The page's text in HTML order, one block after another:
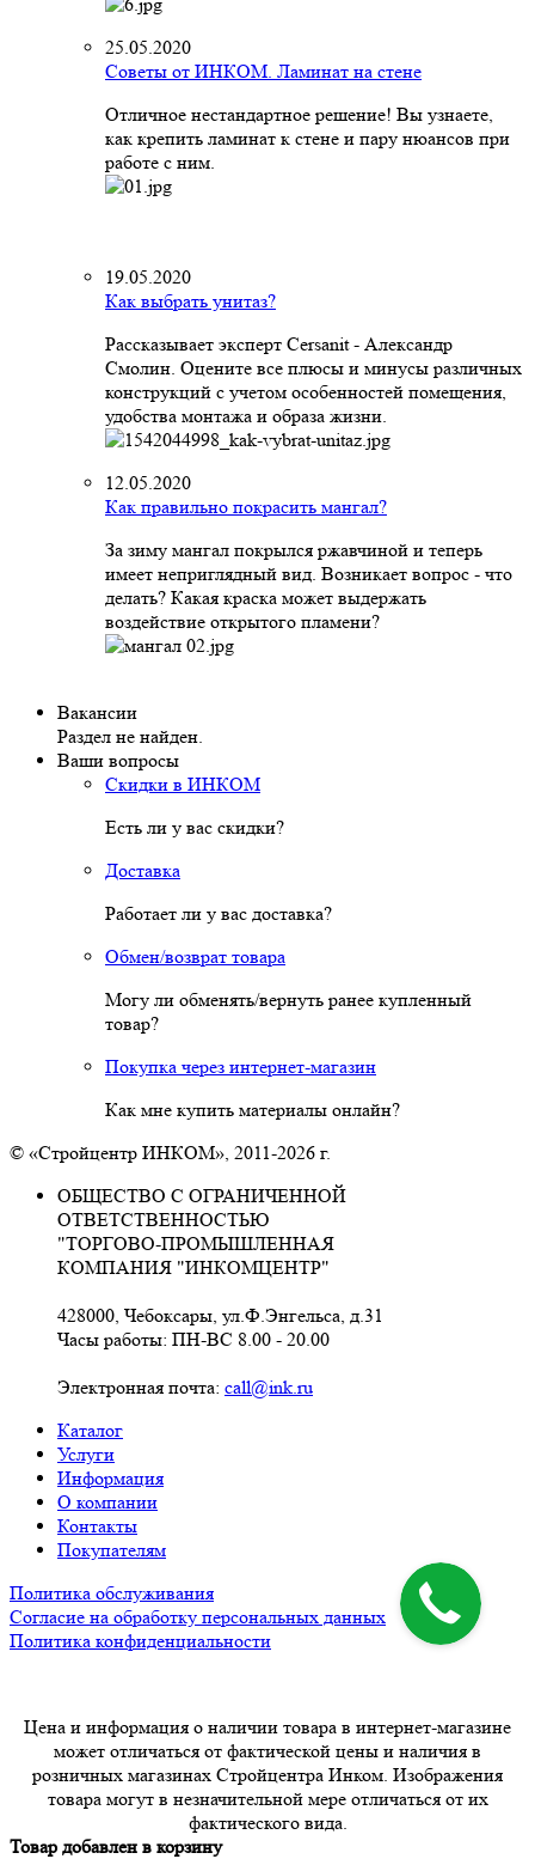
25.05.2020
Советы от ИНКОМ. Ламинат на стене
Отличное нестандартное решение! Вы узнаете,
как крепить ламинат к стене и пару нюансов при
работе с ним.
19.05.2020
Как выбрать унитаз?
Рассказывает эксперт Cersanit - Александр
Смолин. Оцените все плюсы и минусы различных
конструкций с учетом особенностей помещения,
удобства монтажа и образа жизни.
12.05.2020
Как правильно покрасить мангал?
За зиму мангал покрылся ржавчиной и теперь
имеет неприглядный вид. Возникает вопрос - что
делать? Какая краска может выдержать
воздействие открытого пламени?
Вакансии
Раздел не найден.
Ваши вопросы
Скидки в ИНКОМ
Есть ли у вас скидки?
Доставка
Работает ли у вас доставка?
Обмен/возврат товара
Могу ли обменять/вернуть ранее купленный
товар?
Покупка через интернет-магазин
Как мне купить материалы онлайн?
© «Стройцентр ИНКОМ», 2011-2026 г.
ОБЩЕСТВО С ОГРАНИЧЕННОЙ
ОТВЕТСТВЕННОСТЬЮ
"ТОРГОВО-ПРОМЫШЛЕННАЯ
КОМПАНИЯ "ИНКОМЦЕНТР"
428000, Чебоксары, ул.Ф.Энгельса, д.31
Часы работы: ПН-ВС 8.00 - 20.00
Электронная почта: call@ink.ru
Каталог
Услуги
Информация
О компании
Контакты
Покупателям
Политика обслуживания
Согласие на обработку персональных данных
Политика конфиденциальности
Цена и информация о наличии товара в интернет-магазине
может отличаться от фактической цены и наличия в
розничных магазинах Стройцентра Инком. Изображения
товара могут в незначительной мере отличаться от их
фактического вида.
Товар добавлен в корзину